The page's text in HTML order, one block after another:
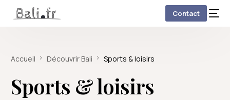
Contact
Accueil Découvrir Bali Sports & loisirs
Sports & loisirs